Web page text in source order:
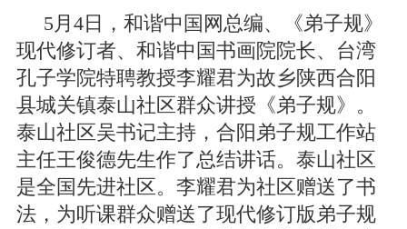
5月4日，和谐中国网总编、《弟子规》
现代修订者、和谐中国书画院院长、台湾
孔子学院特聘教授李耀君为故乡陕西合阳
县城关镇泰山社区群众讲授《弟子规》。
泰山社区吴书记主持，合阳弟子规工作站
主任王俊德先生作了总结讲话。泰山社区
是全国先进社区。李耀君为社区赠送了书
法，为听课群众赠送了现代修订版弟子规